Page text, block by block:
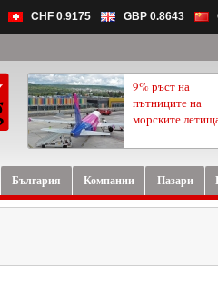
CHF 0.9175 GBP 0.8643
9% ръст на
пътниците на
морските
България Компании Пазари